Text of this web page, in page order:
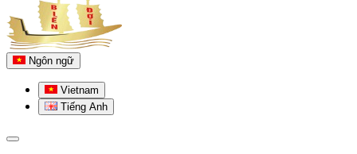
Ngôn ngữ
Vietnam
Tiếng Anh